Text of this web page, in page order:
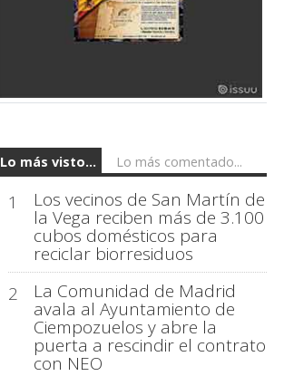
Lo más visto... Lo más comentado...
1 Los vecinos de San Martín de
la Vega reciben más de 3.100
cubos domésticos para
reciclar biorresiduos
2
La Comunidad de Madrid
avala al Ayuntamiento de
Ciempozuelos y abre la
puerta a rescindir el contrato
con NEO